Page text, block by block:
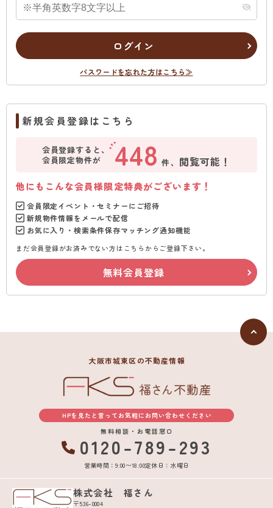
ログイン
パスワードを忘れた方はこちら≫
新規会員登録はこちら
会員登録すると、
会員限定物件が
448 件、 閲覧可能！
他にもこんな会員様限定特典がございます！
会員限定イベント・セミナーにご招待
新規物件情報をメールで配信
お気に入り・検索条件保存マッチング通知機能
まだ会員登録がお済みでない方はこちらからご登録下さい。
無料会員登録
大阪市城東区の不動産情報
HPを見たと言ってお気軽にお問い合わせください
無料相談・お電話窓口
0120-789-293
営業時間：9:00〜18:00定休日：水曜日
株式会社 福さん
〒536-0004